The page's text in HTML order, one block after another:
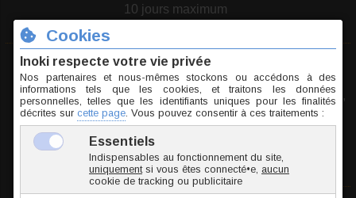
10 jours maximum
Suisse
Danemark
Estonie
Hongrie
Lettonie
Lituanie
Pologne
Lettre Suivie Internationale
€
Distribution dans votre boîte aux lettres,
avec suivi en ligne(1)
Délai de livraison 5-7 jours ouvrés
15 jours maximum
OFFERTà partir de110 € d'achat